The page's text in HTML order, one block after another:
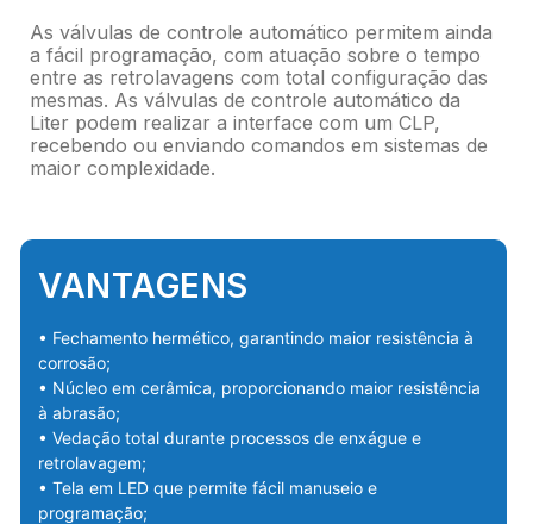
As válvulas de controle automático permitem ainda
a fácil programação, com atuação sobre o tempo
entre as retrolavagens com total configuração das
mesmas. As válvulas de controle automático da
Liter podem realizar a interface com um CLP,
recebendo ou enviando comandos em sistemas de
maior complexidade.
VANTAGENS
• Fechamento hermético, garantindo maior resistência à
corrosão;
• Núcleo em cerâmica, proporcionando maior resistência
à abrasão;
• Vedação total durante processos de enxágue e
retrolavagem;
• Tela em LED que permite fácil manuseio e
programação;